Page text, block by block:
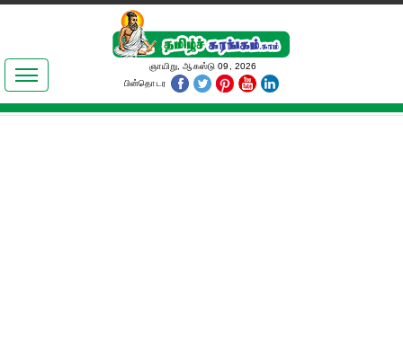
இலக்கியங்கள்
தமிழ் உலகம்
ஞாயிறு, ஆகஸ்டு 09, 2026
பின்தொடர